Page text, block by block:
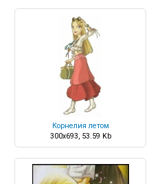
Корнелия летом
300x693, 53.59 Kb